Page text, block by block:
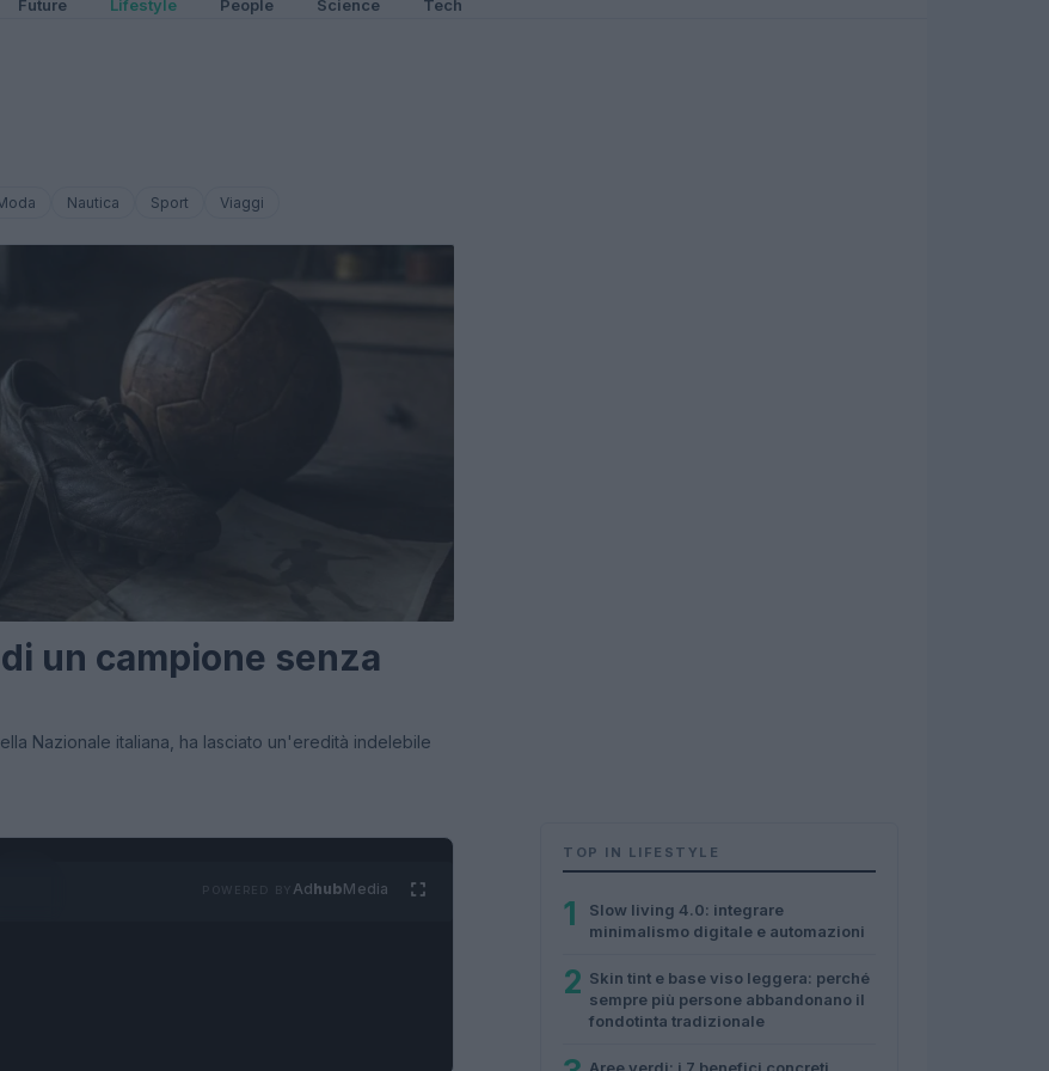
Future Lifestyle People Science Tech
Nautica Sport Viaggi
un campione senza
Nazionale italiana, ha lasciato un'eredità indelebile
AdhubMedia
TOP IN LIFESTYLE
1
Slow living 4.0: integrare
minimalismo digitale e automazioni
2 Skin tint e base viso leggera: perché
sempre più persone abbandonano il
fondotinta tradizionale